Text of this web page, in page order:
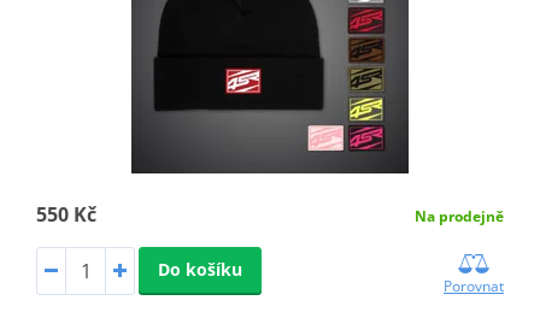
550 Kč Na prodejně
Do košíku
Porovnat